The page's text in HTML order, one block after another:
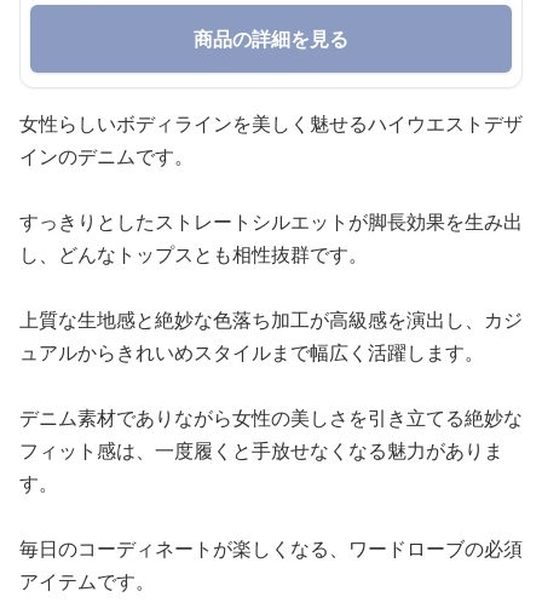
商品の詳細を見る
女性らしいボディラインを美しく魅せるハイウエストデザ
インのデニムです。
すっきりとしたストレートシルエットが脚長効果を生み出
し、どんなトップスとも相性抜群です。
上質な生地感と絶妙な色落ち加工が高級感を演出し、カジ
ュアルからきれいめスタイルまで幅広く活躍します。
デニム素材でありながら女性の美しさを引き立てる絶妙な
フィット感は、一度履くと手放せなくなる魅力がありま
す。
毎日のコーディネートが楽しくなる、ワードローブの必須
アイテムです。